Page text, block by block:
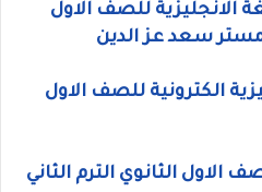
الانجليزية للصف الاول
الكترونية للصف الاول
الاول الثانوي الترم الثاني